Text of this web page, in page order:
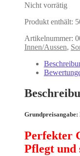
Nicht vorrätig
Produkt enthält:
Artikelnummer:
Innen/Aussen,
Grundpreisangabe:
Perfekter
Pflegt und